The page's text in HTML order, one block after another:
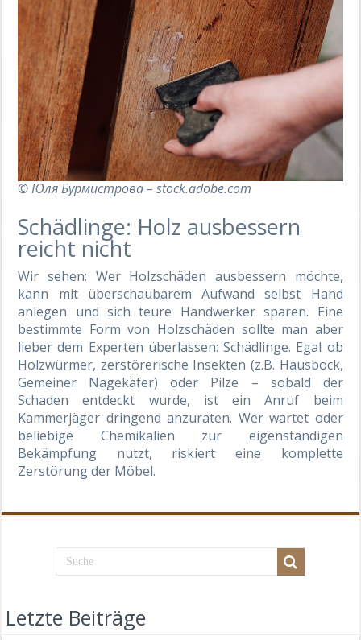
© Юля Бурмистрова – stock.adobe.com
Schädlinge: Holz ausbessern
reicht nicht
Wir sehen: Wer Holzschäden ausbessern möchte,
kann mit überschaubarem Aufwand selbst Hand
anlegen und sich teure Handwerker sparen. Eine
bestimmte Form von Holzschäden sollte man aber
lieber dem Experten überlassen: Schädlinge. Egal ob
Holzwürmer, zerstörerische Insekten (z.B. Hausbock,
Gemeiner Nagekäfer) oder Pilze – sobald der
Schaden entdeckt wurde, ist ein Anruf beim
Kammerjäger dringend anzuraten. Wer wartet oder
beliebige Chemikalien zur eigenständigen
Bekämpfung nutzt, riskiert eine komplette
Zerstörung der Möbel.
Letzte Beiträge